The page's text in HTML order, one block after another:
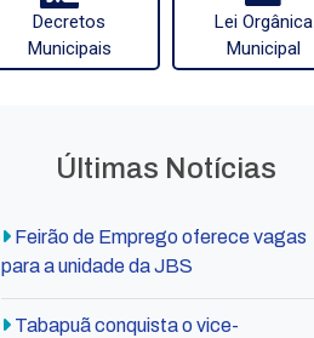
Decretos
Municipais
Lei Orgânica
Municipal
Últimas Notícias
Feirão de Emprego oferece vagas
para a unidade da JBS
Tabapuã conquista o vice-